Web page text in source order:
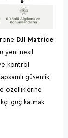
DJI Matrice
yeni nesil
kontrol
güvenlik
özelliklerine
güç katmak